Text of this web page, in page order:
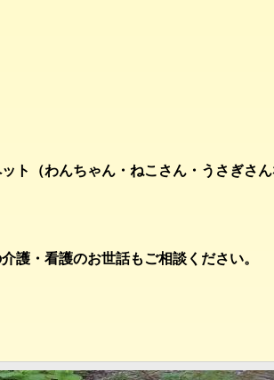
ト（わんちゃん・ねこさん・うさぎさ
護・看護のお世話もご相談ください。